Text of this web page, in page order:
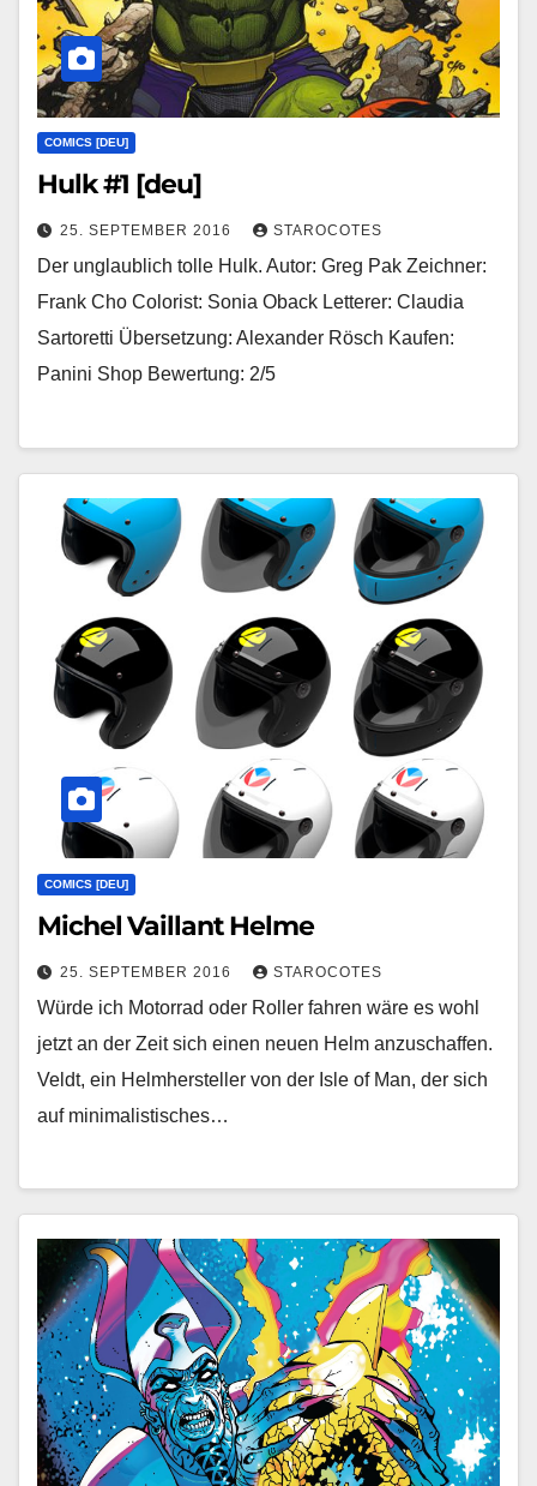
COMICS [DEU]
Hulk #1 [deu]
25. SEPTEMBER 2016 STAROCOTES
Der unglaublich tolle Hulk. Autor: Greg Pak Zeichner:
Frank Cho Colorist: Sonia Oback Letterer: Claudia
Sartoretti Übersetzung: Alexander Rösch Kaufen:
Panini Shop Bewertung: 2/5
COMICS [DEU]
Michel Vaillant Helme
25. SEPTEMBER 2016 STAROCOTES
Würde ich Motorrad oder Roller fahren wäre es wohl
jetzt an der Zeit sich einen neuen Helm anzuschaffen.
Veldt, ein Helmhersteller von der Isle of Man, der sich
auf minimalistisches…